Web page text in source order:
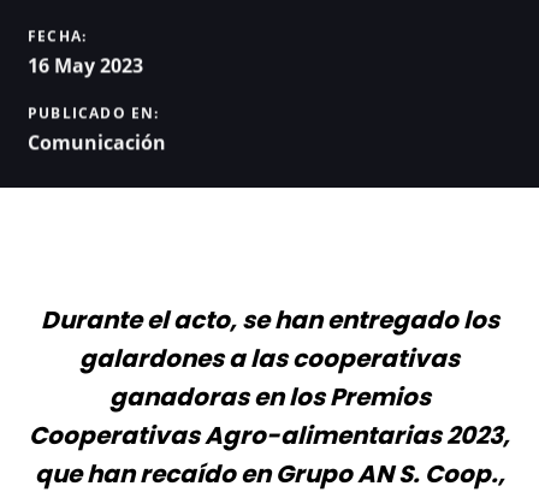
FECHA:
16 May 2023
PUBLICADO EN:
Comunicación
Durante el acto, se han entregado los
galardones a las cooperativas
ganadoras en los Premios
Cooperativas Agro-alimentarias 2023,
que han recaído en Grupo AN S. Coop.,